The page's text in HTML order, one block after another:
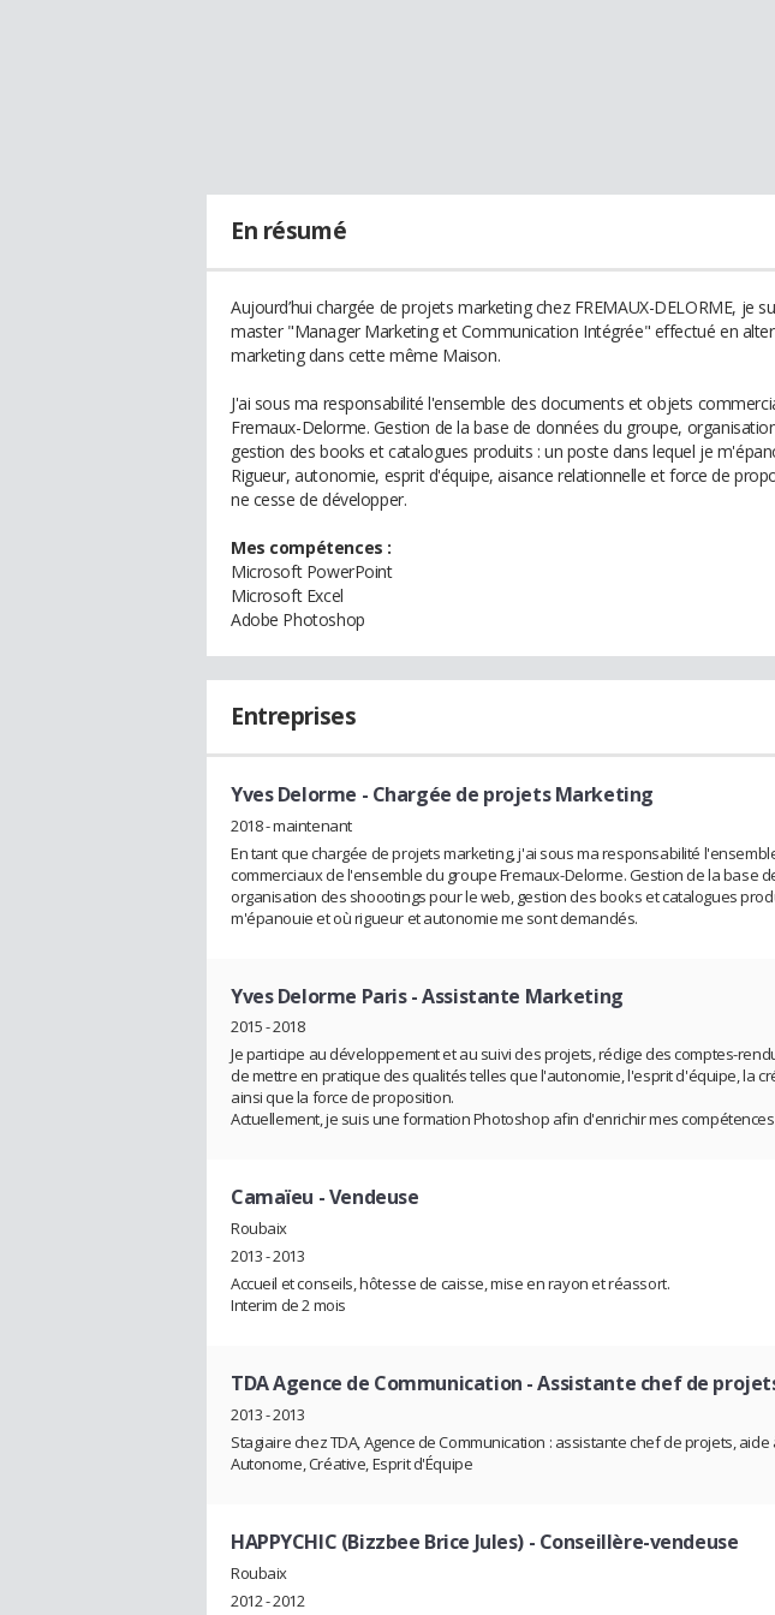
En résumé
Aujourd’hui chargée de projets marketing chez FREMAUX-DELORME, je
master "Manager Marketing et Communication Intégrée" effectué en
marketing dans cette même Maison.
J'ai sous ma responsabilité l'ensemble des documents et objets
Fremaux-Delorme. Gestion de la base de données du groupe,
gestion des books et catalogues produits : un poste dans lequel je
Rigueur, autonomie, esprit d'équipe, aisance relationnelle et force de
ne cesse de développer.
Mes compétences :
Microsoft PowerPoint
Microsoft Excel
Adobe Photoshop
Entreprises
Yves Delorme - Chargée de projets Marketing
2018 - maintenant
En tant que chargée de projets marketing, j'ai sous ma responsabilité
commerciaux de l'ensemble du groupe Fremaux-Delorme. Gestion de la base
organisation des shoootings pour le web, gestion des books et catalogues
m'épanouie et où rigueur et autonomie me sont demandés.
Yves Delorme Paris- Assistante Marketing
2015 - 2018
Je participe au développement et au suivi des projets, rédige des comptes-
de mettre en pratique des qualités telles que l'autonomie, l'esprit d'équipe, la
ainsi que la force de proposition.
Actuellement, je suis une formation Photoshop afin d'enrichir mes
Camaïeu - Vendeuse
Roubaix
2013 - 2013
Accueil et conseils, hôtesse de caisse, mise en rayon et réassort.
Interim de 2 mois
TDA Agence de Communication - Assistante chef de
2013 - 2013
Stagiaire chez TDA, Agence de Communication : assistante chef de projets,
Autonome, Créative, Esprit d'Équipe
HAPPYCHIC (Bizzbee Brice Jules)- Conseillère-vendeuse
Roubaix
2012 - 2012